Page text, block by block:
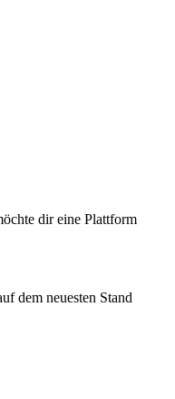
dir eine Plattform
dem neuesten Stand